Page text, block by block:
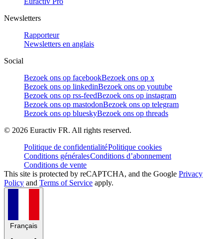
Newsletters
Rapporteur
Newsletters en anglais
Social
Bezoek ons op facebookBezoek ons op x
Bezoek ons op linkedinBezoek ons op youtube
Bezoek ons op rss-feedBezoek ons op instagram
Bezoek ons op mastodonBezoek ons op telegram
Bezoek ons op blueskyBezoek ons op threads
© 2026 Euractiv FR. All rights reserved.
Politique de confidentialitéPolitique cookies
Conditions généralesConditions d’abonnement
Conditions de vente
This site is protected by reCAPTCHA, and the Google Privacy
Policy and Terms of Service apply.
Français